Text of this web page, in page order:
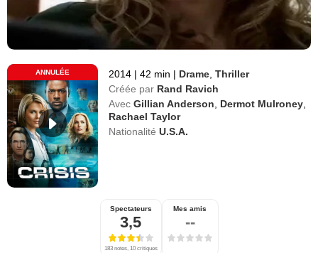
ANNULÉE 2014 | 42 min | Drame ,Thriller
Créée par Rand Ravich
Avec Gillian Anderson Dermot Mulroney
Rachael Taylor
Nationalité U.S.A.
Spectateurs
3,5
183 notes, 10 critiques
Mes amis
--